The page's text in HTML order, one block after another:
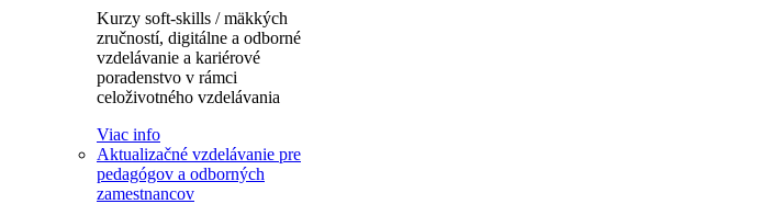
Kurzy soft-skills / mäkkých
zručností, digitálne a odborné
vzdelávanie a kariérové
poradenstvo v rámci
celoživotného vzdelávania
Viac info
Aktualizačné vzdelávanie pre
pedagógov a odborných
zamestnancov